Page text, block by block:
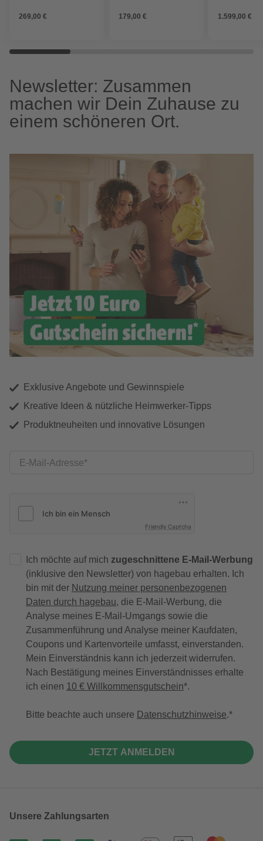
269,00 €
179,00 €
1.599,00 €
Newsletter: Zusammen
machen wir Dein Zuhause zu
einem schöneren Ort.
Exklusive Angebote und Gewinnspiele
Kreative Ideen & nützliche Heimwerker-Tipps
Produktneuheiten und innovative Lösungen
E-Mail-Adresse
Friendly Captcha
Ich möchte auf mich zugeschnittene E-Mail-Werbung
(inklusive den Newsletter) von hagebau erhalten. Ich
bin mit der Nutzung meiner personenbezogenen
Daten durch hagebau, die E-Mail-Werbung, die
Analyse meines E-Mail-Umgangs sowie die
Zusammenführung und Analyse meiner Kaufdaten,
Coupons und Kartenvorteile umfasst, einverstanden.
Mein Einverständnis kann ich jederzeit widerrufen.
Nach Bestätigung meines Einverständnisses erhalte
ich einen 10 € Willkommensgutschein*.
Bitte beachte auch unsere Datenschutzhinweise.
JETZT ANMELDEN
Unsere Zahlungsarten